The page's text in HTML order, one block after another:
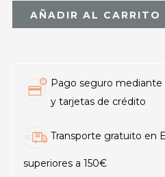
AÑADIR AL CARRITO
Pago seguro mediante
y tarjetas de crédito
Transporte gratuito en
superiores a 150€